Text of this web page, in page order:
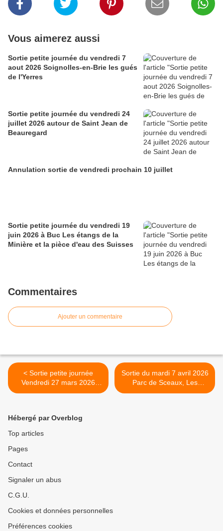
Vous aimerez aussi
Sortie petite journée du vendredi 7
aout 2026 Soignolles-en-Brie les gués
de l'Yerres
Sortie petite journée du vendredi 24
juillet 2026 autour de Saint Jean de
Beauregard
Annulation sortie de vendredi prochain 10 juillet
Sortie petite journée du vendredi 19
juin 2026 à Buc Les étangs de la
Minière et la pièce d'eau des Suisses
Commentaires
Ajouter un commentaire
< Sortie petite journée
Vendredi 27 mars 2026
Pringy-Ponthierry
Sortie du mardi 7 avril 2026
Parc de Sceaux, Les
cerisiers du japon >
Hébergé par Overblog
Top articles
Pages
Contact
Signaler un abus
C.G.U.
Cookies et données personnelles
Préférences cookies